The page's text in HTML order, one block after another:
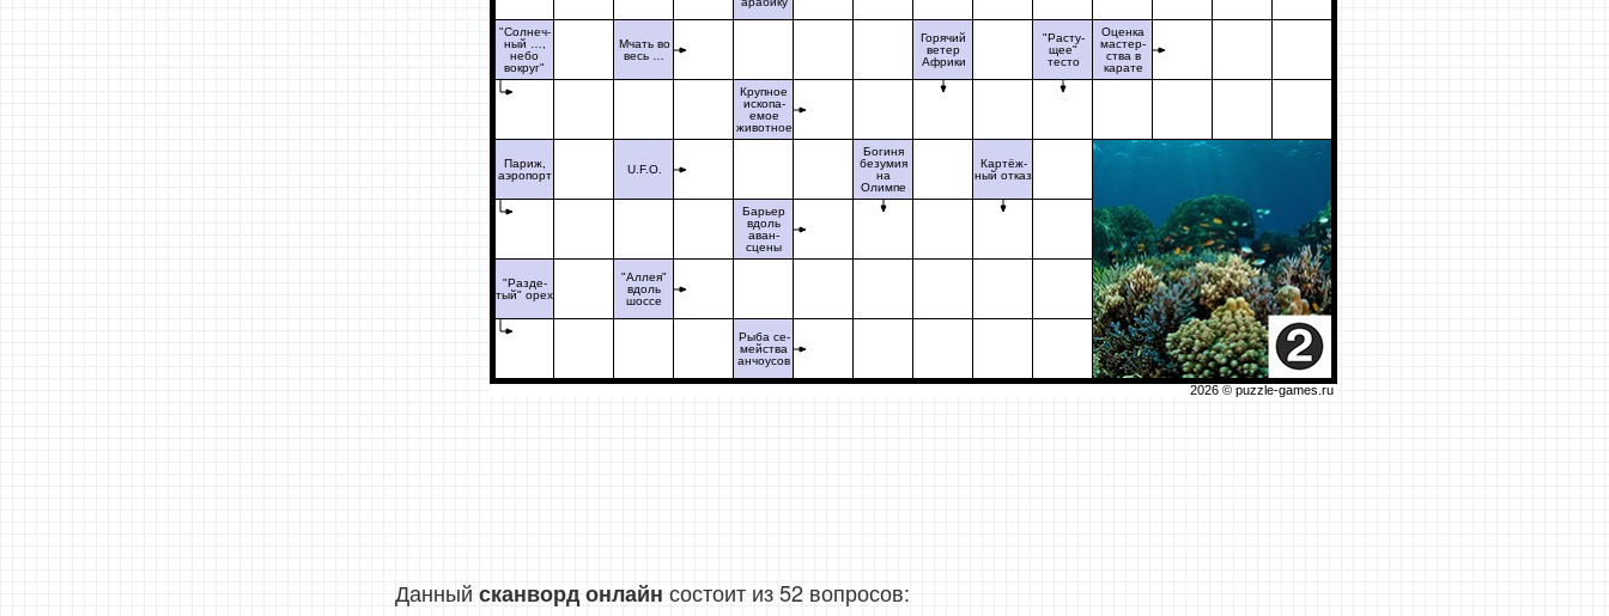
"Солнеч-
ный …,
небо
вокруг"
Париж,
аэропорт
"Разде-
тый" орех
Мчать во
весь …
U.F.O.
"Аллея"
вдоль
шоссе
Крупное
ископа-
емое
животное
Барьер
вдоль
аван-
сцены
Рыба се-
мейства
анчоусов
Богиня
безумия
на
Олимпе
Горячий
ветер
Африки
Картёж-
ный отказ
"Расту-
щее"
тесто
Оценка
мастер-
ства в
карате
2026 © puzzle-games.ru
Данный сканворд онлайн состоит из 52 вопросов: